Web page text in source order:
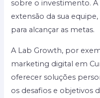
sobre o investimento.
extensão da sua
para alcançar as metas.
A Lab Growth, por
marketing digital em
oferecer soluções
os desafios e objetivos